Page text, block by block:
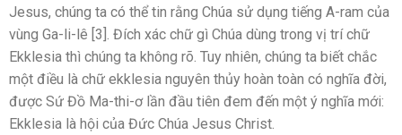
Jesus, chúng ta có thể tin rằng Chúa sử dụng tiếng A-ram của
vùng Ga-li-lê [3]. Đích xác chữ gì Chúa dùng trong vị trí chữ
Ekklesia thì chúng ta không rõ. Tuy nhiên, chúng ta biết chắc
một điều là chữ ekklesia nguyên thủy hoàn toàn có nghĩa đời,
được Sứ Đồ Ma-thi-ơ lần đầu tiên đem đến một ý nghĩa mới:
Ekklesia là hội của Đức Chúa Jesus Christ.